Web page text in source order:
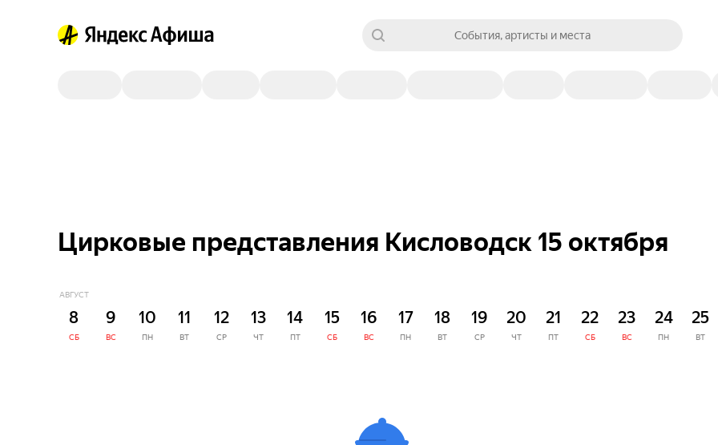
События, артисты и места
Цирковые представления Кисловодск 15 октября
АВГУСТ
8
СБ
9
ВС
10
ПН
11
ВТ
12
СР
13
ЧТ
14
ПТ
15
СБ
16
ВС
17
ПН
18
ВТ
19
СР
20
ЧТ
21
ПТ
22
СБ
23
ВС
24
ПН
25
ВТ